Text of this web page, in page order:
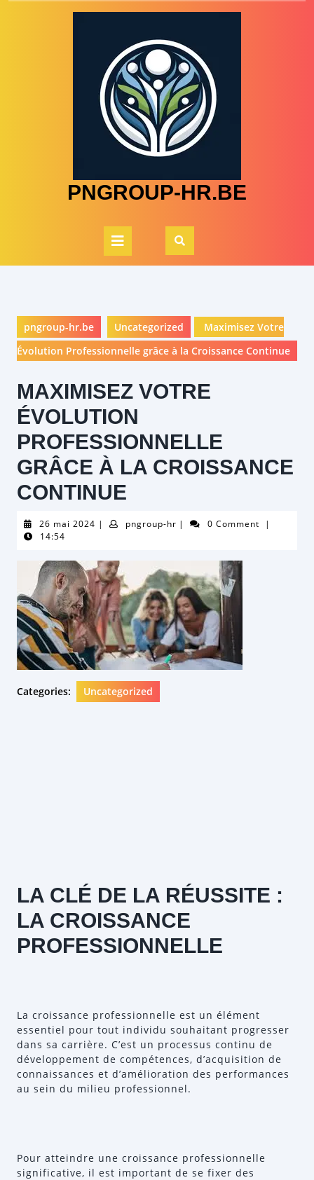
PNGROUP-HR.BE
Open
Button
pngroup-hr.be Uncategorized
Maximisez Votre
Évolution Professionnelle grâce à la Croissance Continue
MAXIMISEZ VOTRE
ÉVOLUTION
PROFESSIONNELLE
GRÂCE À LA CROISSANCE
CONTINUE
26 mai 2024 26| pngroup-hrpngroup-
| 0 Comment
|
14:54
Categories: Uncategorized
LA CLÉ DE LA RÉUSSITE :
LA CROISSANCE
PROFESSIONNELLE
La croissance professionnelle est un élément
essentiel pour tout individu souhaitant progresser
dans sa carrière. C’est un processus continu de
développement de compétences, d’acquisition de
connaissances et d’amélioration des performances
au sein du milieu professionnel.
Pour atteindre une croissance professionnelle
significative, il est important de se fixer des